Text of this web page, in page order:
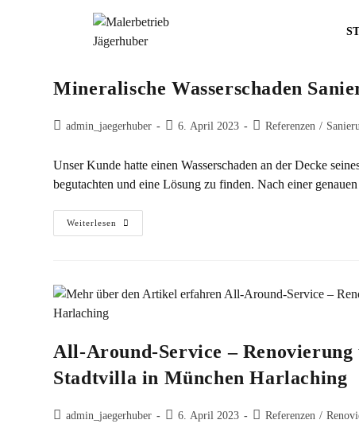
Mineralische Wasserschaden
admin_jaegerhuber 6. April 2023 Referenzen /
Unser Kunde hatte einen Wasserschaden an der Decke
begutachten und eine Lösung zu finden. Nach einer
Weiterlesen
All-Around-Service – Renovierung
Stadtvilla in München Harlaching
admin_jaegerhuber 6. April 2023 Referenzen /